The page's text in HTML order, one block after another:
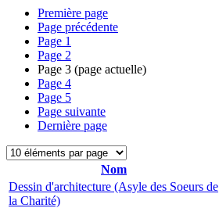
Première page
Page précédente
Page 1
Page 2
Page 3 (page actuelle)
Page 4
Page 5
Page suivante
Dernière page
Nom
Dessin d'architecture (Asyle des Soeurs de
la Charité)